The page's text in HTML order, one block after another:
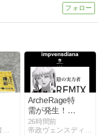
Web写真館作者のブログ
ArcheRage特
需が発生！（
＾ω＾）
26時間前